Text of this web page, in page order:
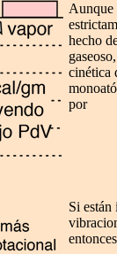
Aunque
hecho
cinética
por
Si están
entonces